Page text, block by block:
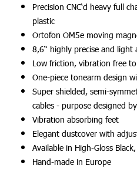
Precision CNC‘d heavy full
plastic
Ortofon OM5e moving
8,6“ highly precise and light
Low friction, vibration free
One-piece tonearm design
Super shielded, semi-
cables - purpose designed
Vibration absorbing feet
Elegant dustcover with
Available in High-Gloss
Hand-made in Europe